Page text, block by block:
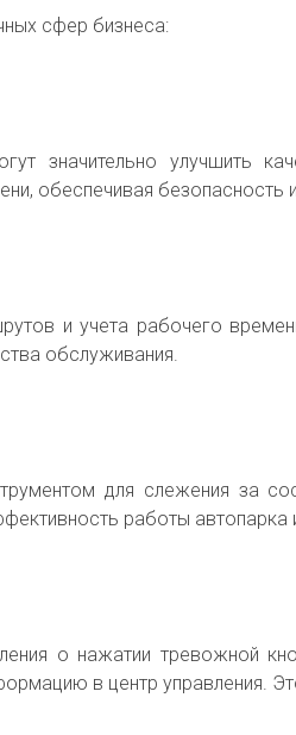
сфер бизнеса:
значительно улучшить
обеспечивая безопасность
и учета рабочего
обслуживания.
для слежения за
работы автопарка
о нажатии тревожной
в центр управления.